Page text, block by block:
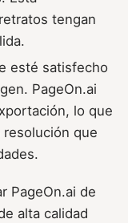
tengan
esté satisfecho
PageOn.ai
lo que
que
PageOn.ai de
alta calidad